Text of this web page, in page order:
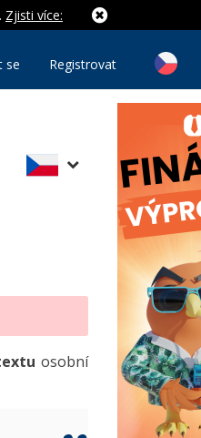
. Zjisti více:
se Registrovat
osobní